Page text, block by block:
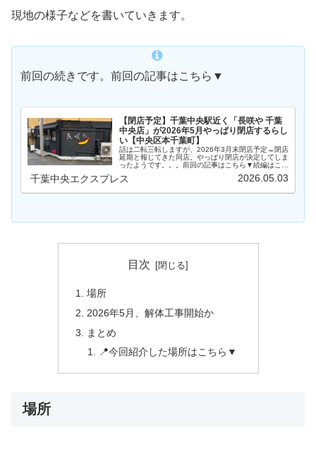
現地の様子などを書いていきます。
前回の続きです。前回の記事はこちら▼
【閉店予定】千葉中央駅近く「長咲や 千葉
中央店」が2026年5月やっぱり閉店するらし
い【中央区本千葉町】
話は二転三転しますが、2026年3月末閉店予定→閉店
延期と報じてきた同店。やっぱり閉店が決定してしま
ったようです。。。前回の記事はこちら▼続編はこち
葉中央駅から徒歩約3分、きぼーる通りから一本…
千葉中央エクスプレス 2026.05.03
目次
場所
2026年5月、解体工事開始か
まとめ
📍今回紹介した場所はこちら▼
場所